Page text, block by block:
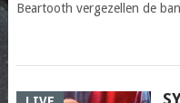
Beartooth vergezellen de